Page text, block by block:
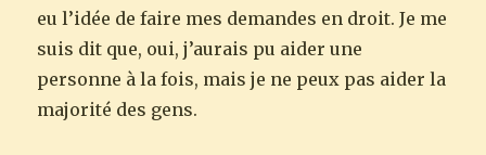
eu l’idée de faire mes demandes en droit. Je me
suis dit que, oui, j’aurais pu aider une
personne à la fois, mais je ne peux pas aider la
majorité des gens.